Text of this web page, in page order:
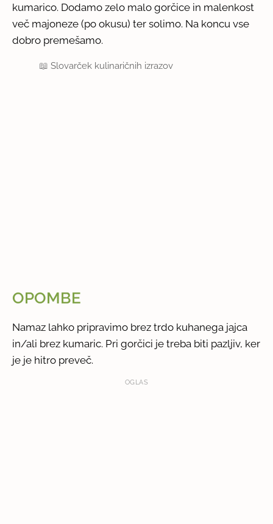
kumarico. Dodamo zelo malo gorčice in malenkost
več majoneze (po okusu) ter solimo. Na koncu vse
dobro premešamo.
📖Slovarček kulinaričnih izrazov
OPOMBE
Namaz lahko pripravimo brez trdo kuhanega jajca
in/ali brez kumaric. Pri gorčici je treba biti pazljiv, ker
je je hitro preveč.
OGLAS